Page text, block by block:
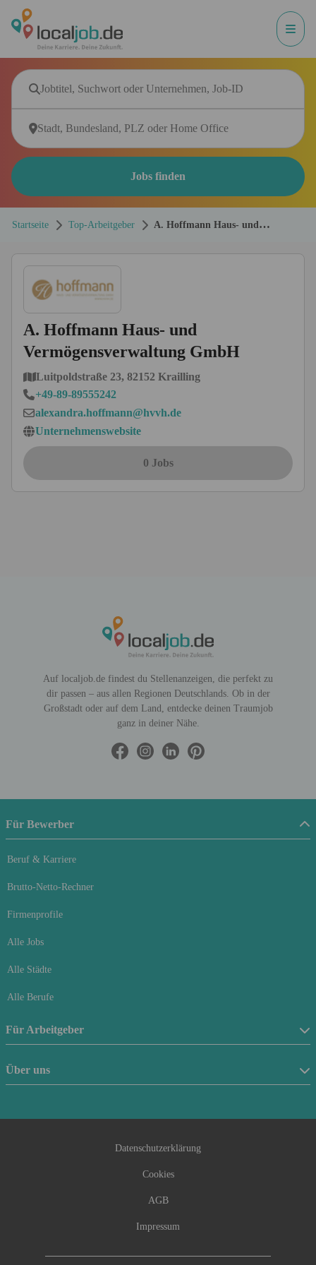
Jobs finden
Startseite Top-Arbeitgeber
A. Hoffmann Haus- und
A. Hoffmann Haus- und
Vermögensverwaltung GmbH
Luitpoldstraße 23, 82152 Krailling
+49-89-89555242
alexandra.hoffmann@hvvh.de
Unternehmenswebsite
0 Jobs
Auf localjob.de findest du Stellenanzeigen, die perfekt zu
dir passen – aus allen Regionen Deutschlands. Ob in der
Großstadt oder auf dem Land, entdecke deinen Traumjob
ganz in deiner Nähe.
Für Bewerber
Beruf & Karriere
Brutto-Netto-Rechner
Firmenprofile
Alle Jobs
Alle Städte
Alle Berufe
Für Arbeitgeber
Stellenanzeige schalten
Beraterfinder
Über uns
Datenschutzerklärung
Cookies
AGB
Impressum